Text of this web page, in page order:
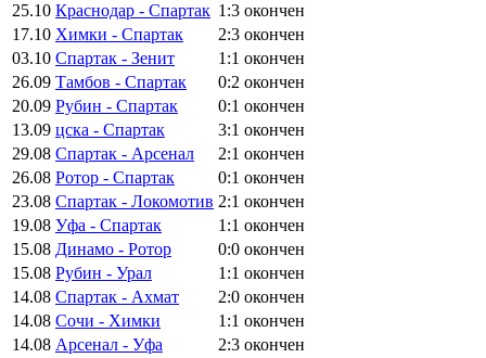
25.10 Краснодар - Спартак 1:3 окончен
17.10 Химки - Спартак 2:3 окончен
03.10 Спартак - Зенит 1:1 окончен
26.09 Тамбов - Спартак 0:2 окончен
20.09 Рубин - Спартак 0:1 окончен
13.09 цска - Спартак 3:1 окончен
29.08 Спартак - Арсенал 2:1 окончен
26.08 Ротор - Спартак 0:1 окончен
23.08 Спартак - Локомотив 2:1 окончен
19.08 Уфа - Спартак 1:1 окончен
15.08 Динамо - Ротор 0:0 окончен
15.08 Рубин - Урал 1:1 окончен
14.08 Спартак - Ахмат 2:0 окончен
14.08 Сочи - Химки 1:1 окончен
14.08 Арсенал - Уфа 2:3 окончен